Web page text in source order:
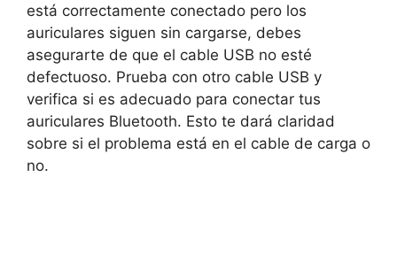
está correctamente conectado pero los
auriculares siguen sin cargarse, debes
asegurarte de que el cable USB no esté
defectuoso. Prueba con otro cable USB y
verifica si es adecuado para conectar tus
auriculares Bluetooth. Esto te dará claridad
sobre si el problema está en el cable de carga o
no.